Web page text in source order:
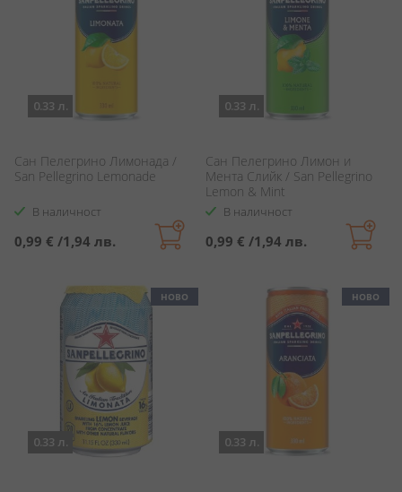
0.33 л.
Сан Пелегрино Лимонада /
San Pellegrino Lemonade
В наличност
0,99 € /1,94 лв.
0.33 л.
Сан Пелегрино Лимон и
Мента Слийк / San Pellegrino
Lemon & Mint
В наличност
0,99 € /1,94 лв.
НОВО
0.33 л.
НОВО
0.33 л.